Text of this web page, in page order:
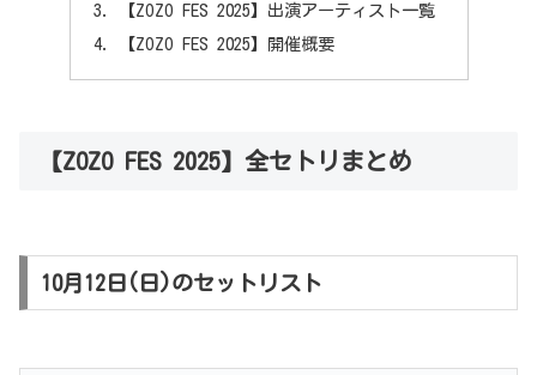
【ZOZO FES 2025】出演アーティスト一覧
【ZOZO FES 2025】開催概要
【ZOZO FES 2025】全セトリまとめ
10月12日(日)のセットリスト